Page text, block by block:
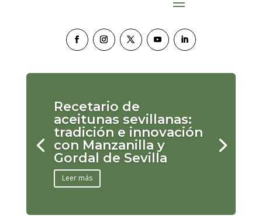
Recetario de
aceitunas sevillanas:
tradición e innovación
con Manzanilla y
Gordal de Sevilla
Leer más